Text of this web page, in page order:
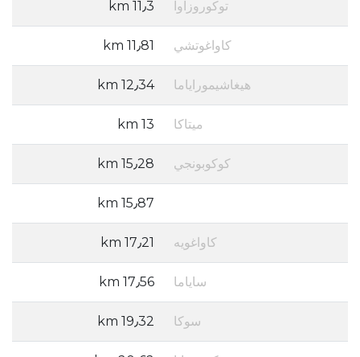
توكوروزاوا 11٫3 km
كاواغوتشي 11٫81 km
هيغاشيموراياما 12٫34 km
ميتاكا 13 km
كوكوبونجي 15٫28 km
15٫87 km
كاواغويه 17٫21 km
ساياما 17٫56 km
سوكا 19٫32 km